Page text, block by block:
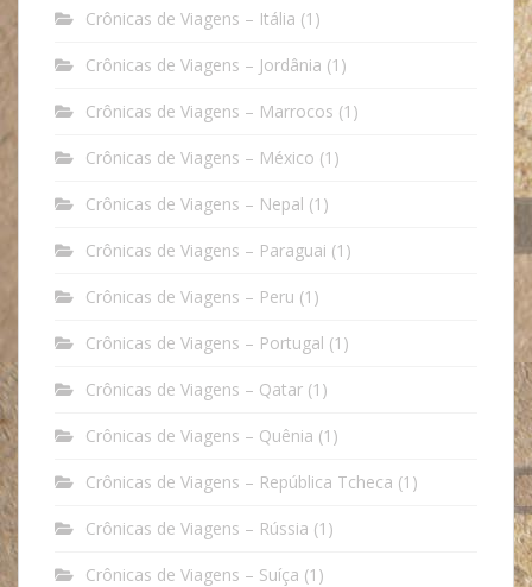
Crônicas de Viagens – Itália (1)
Crônicas de Viagens – Jordânia (1)
Crônicas de Viagens – Marrocos (1)
Crônicas de Viagens – México (1)
Crônicas de Viagens – Nepal (1)
Crônicas de Viagens – Paraguai (1)
Crônicas de Viagens – Peru (1)
Crônicas de Viagens – Portugal (1)
Crônicas de Viagens – Qatar (1)
Crônicas de Viagens – Quênia (1)
Crônicas de Viagens – República Tcheca (1)
Crônicas de Viagens – Rússia (1)
Crônicas de Viagens – Suíça (1)